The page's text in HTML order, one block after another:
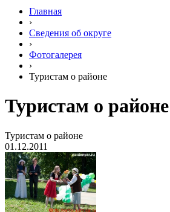
Главная
›
Сведения об округе
›
Фотогалерея
›
Туристам о районе
Туристам о районе
Туристам о районе
01.12.2011